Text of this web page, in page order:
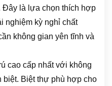
Đây là lựa chọn thích hợp
nghiệm kỳ nghỉ chất
không gian yên tĩnh và
cao cấp nhất với không
biệt. Biệt thự phù hợp cho